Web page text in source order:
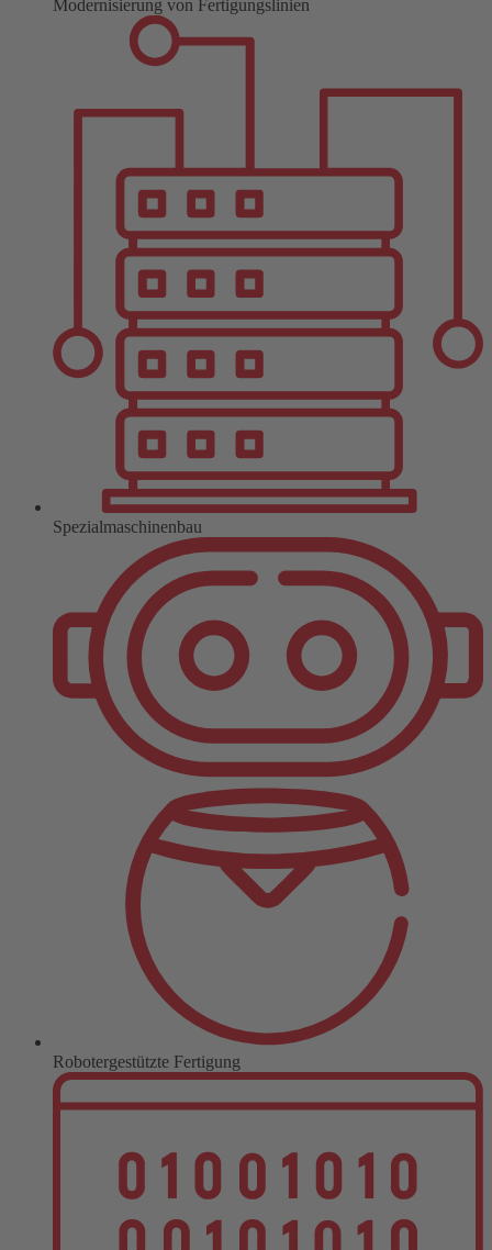
Modernisierung von Fertigungslinien
Spezialmaschinenbau
Robotergestützte Fertigung